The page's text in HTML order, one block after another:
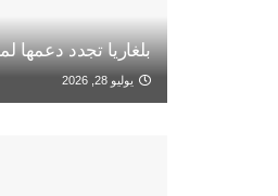
بلغاريا تجدد دعمها
يوليو 28, 2026